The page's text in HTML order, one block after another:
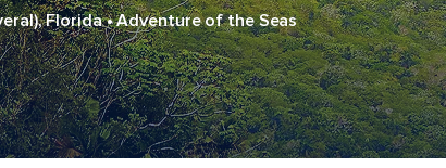
Florida•Adventure of the Seas